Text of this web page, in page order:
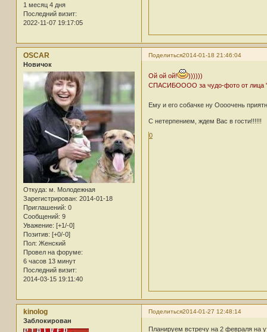
1 месяц 4 дня
Последний визит:
2022-11-07 19:17:05
Поделиться2014-01-18 21:46:04
OSCAR
Новичок
Откуда: м. Молодежная
Зарегистрирован: 2014-01-18
Приглашений: 0
Сообщений: 9
Уважение: [+1/-0]
Позитив: [+0/-0]
Пол: Женский
Провел на форуме:
6 часов 13 минут
Последний визит:
2014-03-15 19:11:40
Ой ой ой!
))))))
СПАСИБОООО за чудо-фото от лица
Ему и его собачке ну Оооочень
С нетерпением, ждем Вас в гости!!!!!!
0
Поделиться2014-01-27 12:48:14
kinolog
Заблокирован
Планируем встречу на 2 февраля на